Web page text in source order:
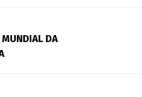
MUNDIAL DA